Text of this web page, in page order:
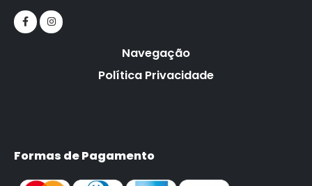
Navegação
Política Privacidade
Formas de Pagamento